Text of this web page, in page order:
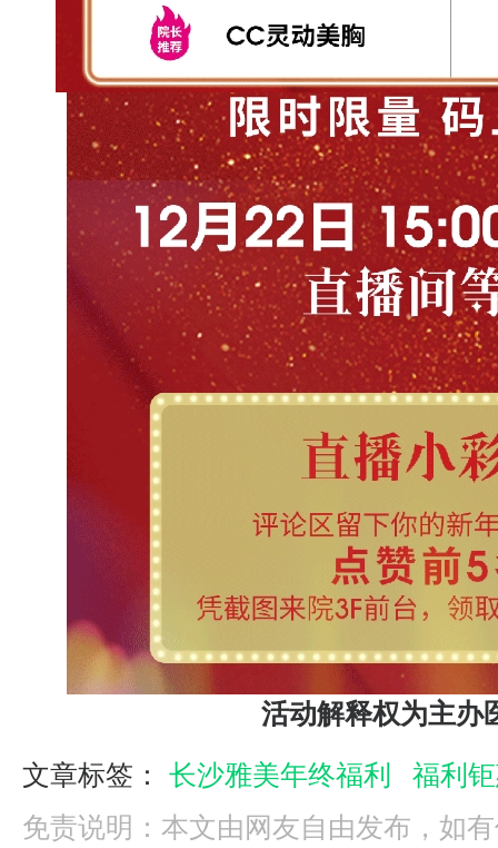
活动解释权为主办
文章标签： 长沙雅美年终福利
福利
免责说明：本文由网友自由发布，如